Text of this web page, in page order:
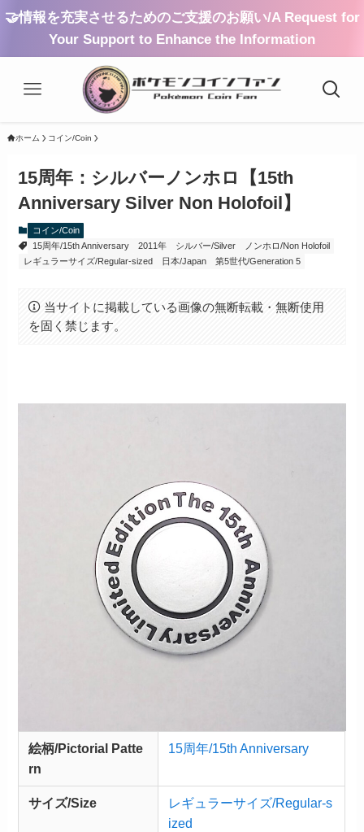
🤝情報を充実させるためのご支援のお願い/A Request for
Your Support to Enhance the Information
ホーム コイン/Coin
15周年：シルバーノンホロ【15th
Anniversary Silver Non Holofoil】
コイン/Coin
15周年/15th Anniversary
2011年 シルバー/Silver
ノンホロ/Non Holofoil
レギュラーサイズ/Regular-sized
日本/Japan 第5世代/Generation 5
当サイトに掲載している画像の無断転載・無断使用
を固く禁じます。
絵柄/Pictorial Patte
rn
15周年/15th Anniversary
サイズ/Size
レギュラーサイズ/Regular-s
ized